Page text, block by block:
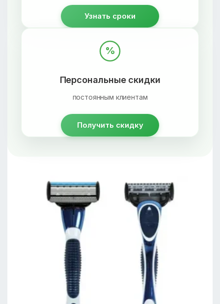
Узнать сроки
%
Персональные скидки
постоянным клиентам
Получить скидку